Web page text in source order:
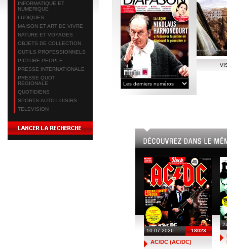
INFORMATIQUE ET
NUMERIQUE
LUDIQUES
MAISON ET ART DE VIVRE
NATURE ET VOYAGES
OBJETS DE COLLECTION
OUTILS PROFESSIONNELS
PICTURE PEOPLE
PRESSE INTERNATIONALE
PRESSE QUOT
REGIONALE
QUOTIDIENS
SPORTS-AUTO-LOISIRS
TELEVISION
10-07-2026 18023
AC/DC (AC/DC)